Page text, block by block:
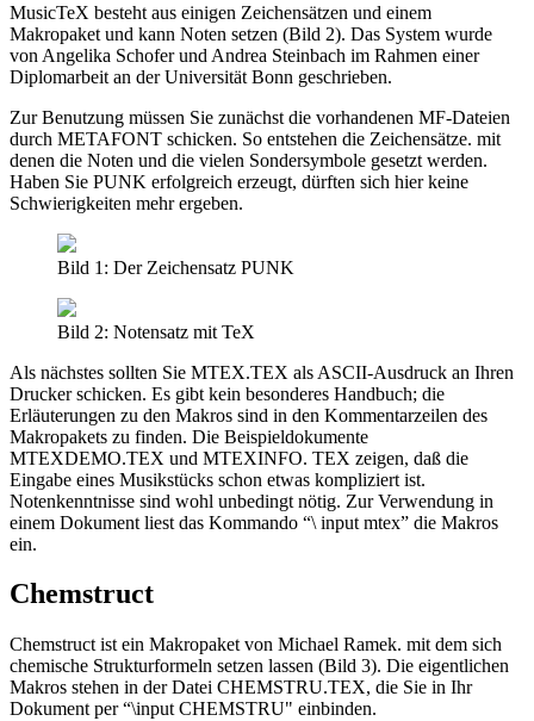
MusicTeX besteht aus einigen Zeichensätzen und einem
Makropaket und kann Noten setzen (Bild 2). Das System wurde
von Angelika Schofer und Andrea Steinbach im Rahmen einer
Diplomarbeit an der Universität Bonn geschrieben.
Zur Benutzung müssen Sie zunächst die vorhandenen MF-Dateien
durch METAFONT schicken. So entstehen die Zeichensätze. mit
denen die Noten und die vielen Sondersymbole gesetzt werden.
Haben Sie PUNK erfolgreich erzeugt, dürften sich hier keine
Schwierigkeiten mehr ergeben.
Bild 1: Der Zeichensatz PUNK
Bild 2: Notensatz mit TeX
Als nächstes sollten Sie MTEX.TEX als ASCII-Ausdruck an Ihren
Drucker schicken. Es gibt kein besonderes Handbuch; die
Erläuterungen zu den Makros sind in den Kommentarzeilen des
Makropakets zu finden. Die Beispieldokumente
MTEXDEMO.TEX und MTEXINFO. TEX zeigen, daß die
Eingabe eines Musikstücks schon etwas kompliziert ist.
Notenkenntnisse sind wohl unbedingt nötig. Zur Verwendung in
einem Dokument liest das Kommando “\ input mtex” die Makros
ein.
Chemstruct
Chemstruct ist ein Makropaket von Michael Ramek. mit dem sich
chemische Strukturformeln setzen lassen (Bild 3). Die eigentlichen
Makros stehen in der Datei CHEMSTRU.TEX, die Sie in Ihr
Dokument per “\input CHEMSTRU" einbinden.